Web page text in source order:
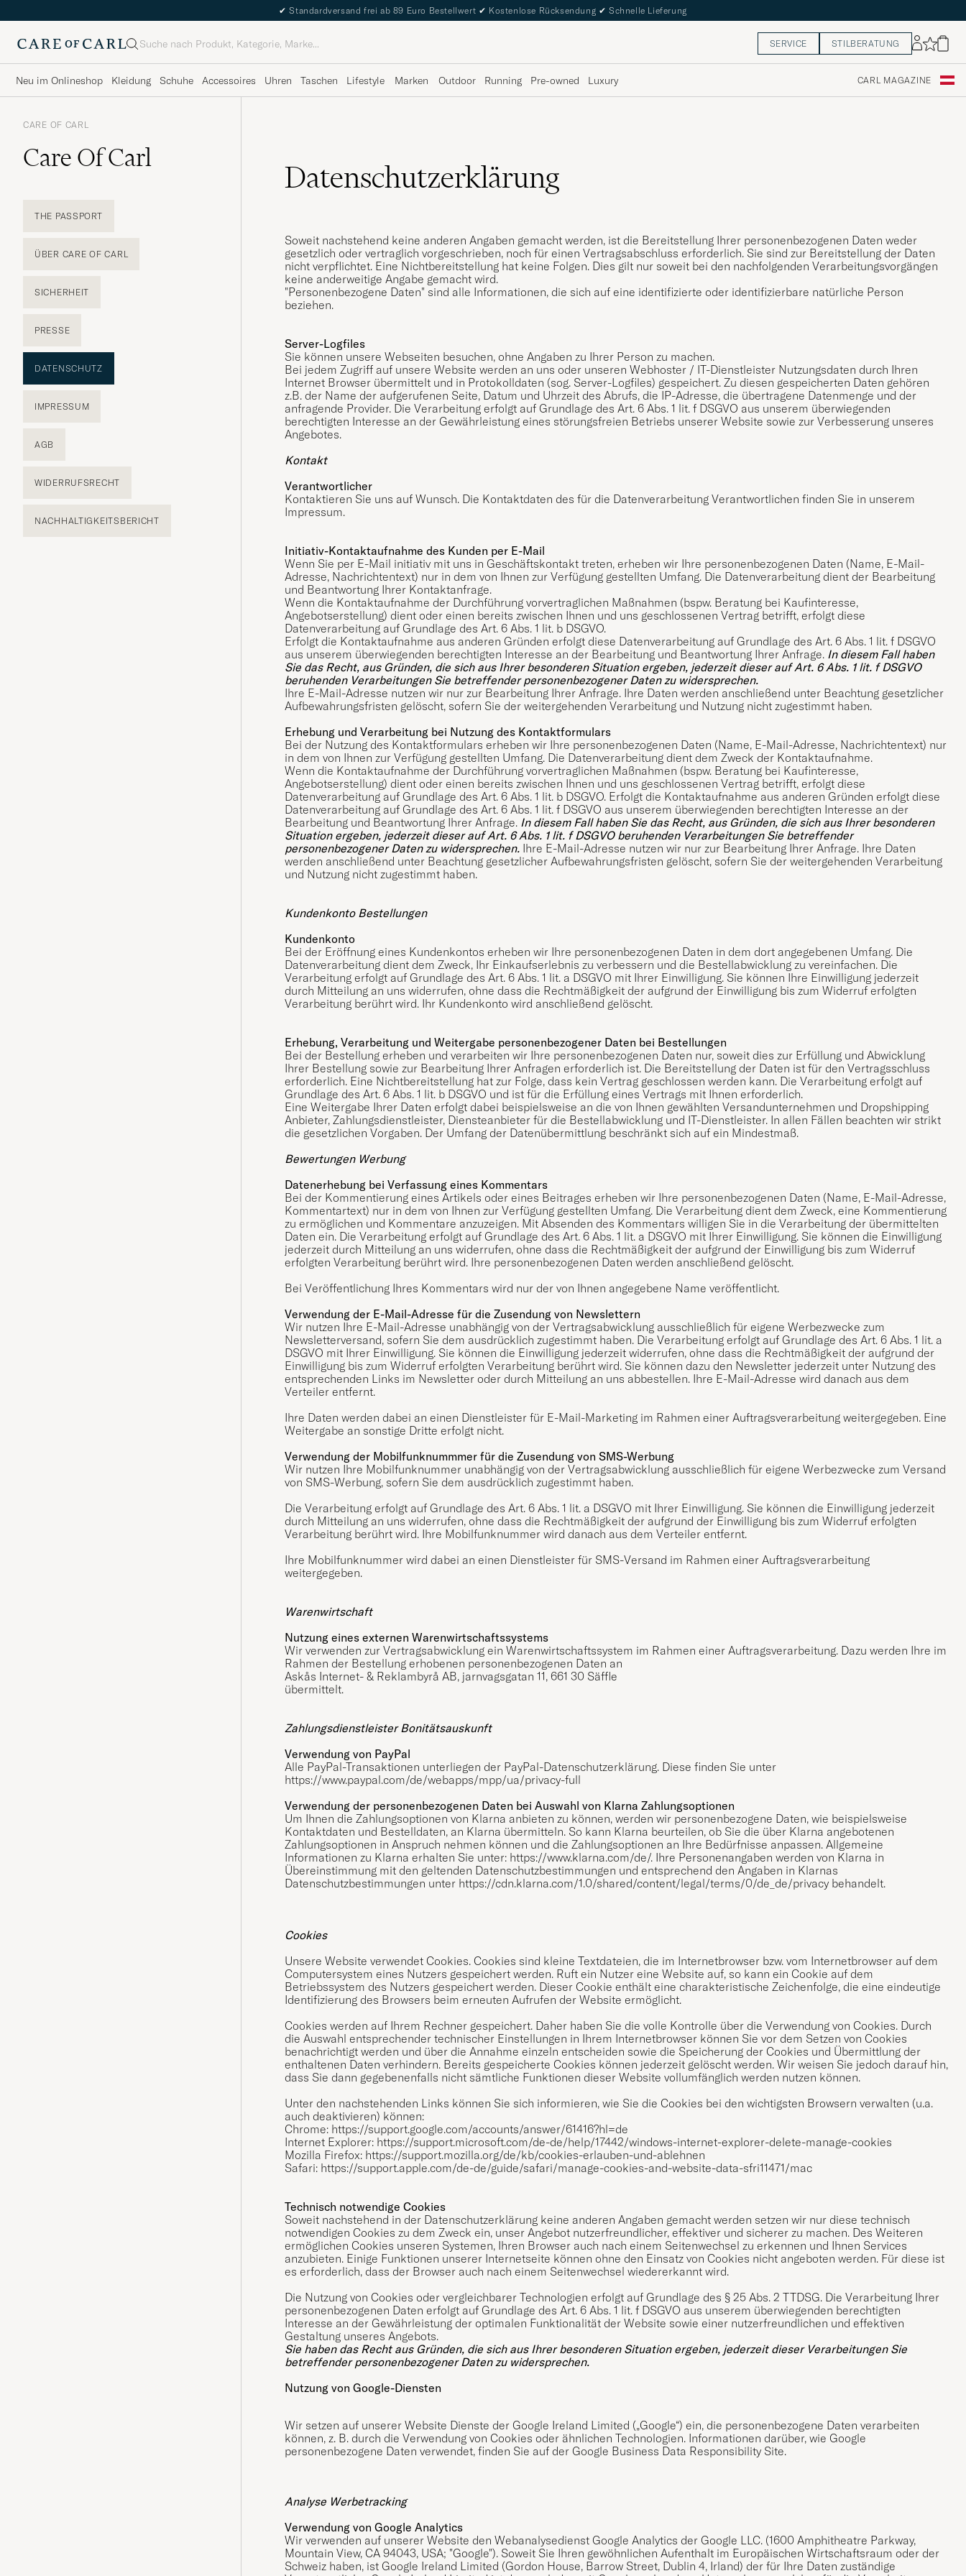
✔ Standardversand frei ab 89 Euro Bestellwert ✔ Kostenlose Rücksendung ✔ Schnelle Lieferung
Suche SERVICE STILBERATUNG
Neu im Onlineshop Kleidung Schuhe Accessoires Uhren Taschen Lifestyle Marken Outdoor Running Pre-owned Luxury CARL MAGAZINE
CARE OF CARL
Care Of Carl
THE PASSPORT
ÜBER CARE OF CARL
SICHERHEIT
PRESSE
DATENSCHUTZ
IMPRESSUM
AGB
WIDERRUFSRECHT
NACHHALTIGKEITSBERICHT
Datenschutzerklärung
Soweit nachstehend keine anderen Angaben gemacht werden, ist die Bereitstellung Ihrer personenbezogenen Daten weder
gesetzlich oder vertraglich vorgeschrieben, noch für einen Vertragsabschluss erforderlich. Sie sind zur Bereitstellung der Daten
nicht verpflichtet. Eine Nichtbereitstellung hat keine Folgen. Dies gilt nur soweit bei den nachfolgenden Verarbeitungsvorgängen
keine anderweitige Angabe gemacht wird.
"Personenbezogene Daten" sind alle Informationen, die sich auf eine identifizierte oder identifizierbare natürliche Person
beziehen.
Server-Logfiles
Sie können unsere Webseiten besuchen, ohne Angaben zu Ihrer Person zu machen.
Bei jedem Zugriff auf unsere Website werden an uns oder unseren Webhoster / IT-Dienstleister Nutzungsdaten durch Ihren
Internet Browser übermittelt und in Protokolldaten (sog. Server-Logfiles) gespeichert. Zu diesen gespeicherten Daten gehören
z.B. der Name der aufgerufenen Seite, Datum und Uhrzeit des Abrufs, die IP-Adresse, die übertragene Datenmenge und der
anfragende Provider. Die Verarbeitung erfolgt auf Grundlage des Art. 6 Abs. 1 lit. f DSGVO aus unserem überwiegenden
berechtigten Interesse an der Gewährleistung eines störungsfreien Betriebs unserer Website sowie zur Verbesserung unseres
Angebotes.
Kontakt
Verantwortlicher
Kontaktieren Sie uns auf Wunsch. Die Kontaktdaten des für die Datenverarbeitung Verantwortlichen finden Sie in unserem
Impressum.
Initiativ-Kontaktaufnahme des Kunden per E-Mail
Wenn Sie per E-Mail initiativ mit uns in Geschäftskontakt treten, erheben wir Ihre personenbezogenen Daten (Name, E-Mail-
Adresse, Nachrichtentext) nur in dem von Ihnen zur Verfügung gestellten Umfang. Die Datenverarbeitung dient der Bearbeitung
und Beantwortung Ihrer Kontaktanfrage.
Wenn die Kontaktaufnahme der Durchführung vorvertraglichen Maßnahmen (bspw. Beratung bei Kaufinteresse,
Angebotserstellung) dient oder einen bereits zwischen Ihnen und uns geschlossenen Vertrag betrifft, erfolgt diese
Datenverarbeitung auf Grundlage des Art. 6 Abs. 1 lit. b DSGVO.
Erfolgt die Kontaktaufnahme aus anderen Gründen erfolgt diese Datenverarbeitung auf Grundlage des Art. 6 Abs. 1 lit. f DSGVO
aus unserem überwiegenden berechtigten Interesse an der Bearbeitung und Beantwortung Ihrer Anfrage. In diesem Fall haben
Sie das Recht, aus Gründen, die sich aus Ihrer besonderen Situation ergeben, jederzeit dieser auf Art. 6 Abs. 1 lit. f DSGVO
beruhenden Verarbeitungen Sie betreffender personenbezogener Daten zu widersprechen.
Ihre E-Mail-Adresse nutzen wir nur zur Bearbeitung Ihrer Anfrage. Ihre Daten werden anschließend unter Beachtung gesetzlicher
Aufbewahrungsfristen gelöscht, sofern Sie der weitergehenden Verarbeitung und Nutzung nicht zugestimmt haben.
Erhebung und Verarbeitung bei Nutzung des Kontaktformulars
Bei der Nutzung des Kontaktformulars erheben wir Ihre personenbezogenen Daten (Name, E-Mail-Adresse, Nachrichtentext) nur
in dem von Ihnen zur Verfügung gestellten Umfang. Die Datenverarbeitung dient dem Zweck der Kontaktaufnahme.
Wenn die Kontaktaufnahme der Durchführung vorvertraglichen Maßnahmen (bspw. Beratung bei Kaufinteresse,
Angebotserstellung) dient oder einen bereits zwischen Ihnen und uns geschlossenen Vertrag betrifft, erfolgt diese
Datenverarbeitung auf Grundlage des Art. 6 Abs. 1 lit. b DSGVO. Erfolgt die Kontaktaufnahme aus anderen Gründen erfolgt diese
Datenverarbeitung auf Grundlage des Art. 6 Abs. 1 lit. f DSGVO aus unserem überwiegenden berechtigten Interesse an der
Bearbeitung und Beantwortung Ihrer Anfrage. In diesem Fall haben Sie das Recht, aus Gründen, die sich aus Ihrer besonderen
Situation ergeben, jederzeit dieser auf Art. 6 Abs. 1 lit. f DSGVO beruhenden Verarbeitungen Sie betreffender
personenbezogener Daten zu widersprechen. Ihre E-Mail-Adresse nutzen wir nur zur Bearbeitung Ihrer Anfrage. Ihre Daten
werden anschließend unter Beachtung gesetzlicher Aufbewahrungsfristen gelöscht, sofern Sie der weitergehenden Verarbeitung
und Nutzung nicht zugestimmt haben.
Kundenkonto Bestellungen
Kundenkonto
Bei der Eröffnung eines Kundenkontos erheben wir Ihre personenbezogenen Daten in dem dort angegebenen Umfang. Die
Datenverarbeitung dient dem Zweck, Ihr Einkaufserlebnis zu verbessern und die Bestellabwicklung zu vereinfachen. Die
Verarbeitung erfolgt auf Grundlage des Art. 6 Abs. 1 lit. a DSGVO mit Ihrer Einwilligung. Sie können Ihre Einwilligung jederzeit
durch Mitteilung an uns widerrufen, ohne dass die Rechtmäßigkeit der aufgrund der Einwilligung bis zum Widerruf erfolgten
Verarbeitung berührt wird. Ihr Kundenkonto wird anschließend gelöscht.
Erhebung, Verarbeitung und Weitergabe personenbezogener Daten bei Bestellungen
Bei der Bestellung erheben und verarbeiten wir Ihre personenbezogenen Daten nur, soweit dies zur Erfüllung und Abwicklung
Ihrer Bestellung sowie zur Bearbeitung Ihrer Anfragen erforderlich ist. Die Bereitstellung der Daten ist für den Vertragsschluss
erforderlich. Eine Nichtbereitstellung hat zur Folge, dass kein Vertrag geschlossen werden kann. Die Verarbeitung erfolgt auf
Grundlage des Art. 6 Abs. 1 lit. b DSGVO und ist für die Erfüllung eines Vertrags mit Ihnen erforderlich.
Eine Weitergabe Ihrer Daten erfolgt dabei beispielsweise an die von Ihnen gewählten Versandunternehmen und Dropshipping
Anbieter, Zahlungsdienstleister, Diensteanbieter für die Bestellabwicklung und IT-Dienstleister. In allen Fällen beachten wir strikt
die gesetzlichen Vorgaben. Der Umfang der Datenübermittlung beschränkt sich auf ein Mindestmaß.
Bewertungen Werbung
Datenerhebung bei Verfassung eines Kommentars
Bei der Kommentierung eines Artikels oder eines Beitrages erheben wir Ihre personenbezogenen Daten (Name, E-Mail-Adresse,
Kommentartext) nur in dem von Ihnen zur Verfügung gestellten Umfang. Die Verarbeitung dient dem Zweck, eine Kommentierung
zu ermöglichen und Kommentare anzuzeigen. Mit Absenden des Kommentars willigen Sie in die Verarbeitung der übermittelten
Daten ein. Die Verarbeitung erfolgt auf Grundlage des Art. 6 Abs. 1 lit. a DSGVO mit Ihrer Einwilligung. Sie können die Einwilligung
jederzeit durch Mitteilung an uns widerrufen, ohne dass die Rechtmäßigkeit der aufgrund der Einwilligung bis zum Widerruf
erfolgten Verarbeitung berührt wird. Ihre personenbezogenen Daten werden anschließend gelöscht.
Bei Veröffentlichung Ihres Kommentars wird nur der von Ihnen angegebene Name veröffentlicht.
Verwendung der E-Mail-Adresse für die Zusendung von Newslettern
Wir nutzen Ihre E-Mail-Adresse unabhängig von der Vertragsabwicklung ausschließlich für eigene Werbezwecke zum
Newsletterversand, sofern Sie dem ausdrücklich zugestimmt haben. Die Verarbeitung erfolgt auf Grundlage des Art. 6 Abs. 1 lit. a
DSGVO mit Ihrer Einwilligung. Sie können die Einwilligung jederzeit widerrufen, ohne dass die Rechtmäßigkeit der aufgrund der
Einwilligung bis zum Widerruf erfolgten Verarbeitung berührt wird. Sie können dazu den Newsletter jederzeit unter Nutzung des
entsprechenden Links im Newsletter oder durch Mitteilung an uns abbestellen. Ihre E-Mail-Adresse wird danach aus dem
Verteiler entfernt.
Ihre Daten werden dabei an einen Dienstleister für E-Mail-Marketing im Rahmen einer Auftragsverarbeitung weitergegeben. Eine
Weitergabe an sonstige Dritte erfolgt nicht.
Verwendung der Mobilfunknummmer für die Zusendung von SMS-Werbung
Wir nutzen Ihre Mobilfunknummer unabhängig von der Vertragsabwicklung ausschließlich für eigene Werbezwecke zum Versand
von SMS-Werbung, sofern Sie dem ausdrücklich zugestimmt haben.
Die Verarbeitung erfolgt auf Grundlage des Art. 6 Abs. 1 lit. a DSGVO mit Ihrer Einwilligung. Sie können die Einwilligung jederzeit
durch Mitteilung an uns widerrufen, ohne dass die Rechtmäßigkeit der aufgrund der Einwilligung bis zum Widerruf erfolgten
Verarbeitung berührt wird. Ihre Mobilfunknummer wird danach aus dem Verteiler entfernt.
Ihre Mobilfunknummer wird dabei an einen Dienstleister für SMS-Versand im Rahmen einer Auftragsverarbeitung
weitergegeben.
Warenwirtschaft
Nutzung eines externen Warenwirtschaftssystems
Wir verwenden zur Vertragsabwicklung ein Warenwirtschaftssystem im Rahmen einer Auftragsverarbeitung. Dazu werden Ihre im
Rahmen der Bestellung erhobenen personenbezogenen Daten an
Askås Internet- & Reklambyrå AB, jarnvagsgatan 11, 661 30 Säffle
übermittelt.
Zahlungsdienstleister Bonitätsauskunft
Verwendung von PayPal
Alle PayPal-Transaktionen unterliegen der PayPal-Datenschutzerklärung. Diese finden Sie unter
https://www.paypal.com/de/webapps/mpp/ua/privacy-full
Verwendung der personenbezogenen Daten bei Auswahl von Klarna Zahlungsoptionen
Um Ihnen die Zahlungsoptionen von Klarna anbieten zu können, werden wir personenbezogene Daten, wie beispielsweise
Kontaktdaten und Bestelldaten, an Klarna übermitteln. So kann Klarna beurteilen, ob Sie die über Klarna angebotenen
Zahlungsoptionen in Anspruch nehmen können und die Zahlungsoptionen an Ihre Bedürfnisse anpassen. Allgemeine
Informationen zu Klarna erhalten Sie unter: https://www.klarna.com/de/. Ihre Personenangaben werden von Klarna in
Übereinstimmung mit den geltenden Datenschutzbestimmungen und entsprechend den Angaben in Klarnas
Datenschutzbestimmungen unter https://cdn.klarna.com/1.0/shared/content/legal/terms/0/de_de/privacy behandelt.
Cookies
Unsere Website verwendet Cookies. Cookies sind kleine Textdateien, die im Internetbrowser bzw. vom Internetbrowser auf dem
Computersystem eines Nutzers gespeichert werden. Ruft ein Nutzer eine Website auf, so kann ein Cookie auf dem
Betriebssystem des Nutzers gespeichert werden. Dieser Cookie enthält eine charakteristische Zeichenfolge, die eine eindeutige
Identifizierung des Browsers beim erneuten Aufrufen der Website ermöglicht.
Cookies werden auf Ihrem Rechner gespeichert. Daher haben Sie die volle Kontrolle über die Verwendung von Cookies. Durch
die Auswahl entsprechender technischer Einstellungen in Ihrem Internetbrowser können Sie vor dem Setzen von Cookies
benachrichtigt werden und über die Annahme einzeln entscheiden sowie die Speicherung der Cookies und Übermittlung der
enthaltenen Daten verhindern. Bereits gespeicherte Cookies können jederzeit gelöscht werden. Wir weisen Sie jedoch darauf hin,
dass Sie dann gegebenenfalls nicht sämtliche Funktionen dieser Website vollumfänglich werden nutzen können.
Unter den nachstehenden Links können Sie sich informieren, wie Sie die Cookies bei den wichtigsten Browsern verwalten (u.a.
auch deaktivieren) können:
Chrome: https://support.google.com/accounts/answer/61416?hl=de
Internet Explorer: https://support.microsoft.com/de-de/help/17442/windows-internet-explorer-delete-manage-cookies
Mozilla Firefox: https://support.mozilla.org/de/kb/cookies-erlauben-und-ablehnen
Safari: https://support.apple.com/de-de/guide/safari/manage-cookies-and-website-data-sfri11471/mac
Technisch notwendige Cookies
Soweit nachstehend in der Datenschutzerklärung keine anderen Angaben gemacht werden setzen wir nur diese technisch
notwendigen Cookies zu dem Zweck ein, unser Angebot nutzerfreundlicher, effektiver und sicherer zu machen. Des Weiteren
ermöglichen Cookies unseren Systemen, Ihren Browser auch nach einem Seitenwechsel zu erkennen und Ihnen Services
anzubieten. Einige Funktionen unserer Internetseite können ohne den Einsatz von Cookies nicht angeboten werden. Für diese ist
es erforderlich, dass der Browser auch nach einem Seitenwechsel wiedererkannt wird.
Die Nutzung von Cookies oder vergleichbarer Technologien erfolgt auf Grundlage des § 25 Abs. 2 TTDSG. Die Verarbeitung Ihrer
personenbezogenen Daten erfolgt auf Grundlage des Art. 6 Abs. 1 lit. f DSGVO aus unserem überwiegenden berechtigten
Interesse an der Gewährleistung der optimalen Funktionalität der Website sowie einer nutzerfreundlichen und effektiven
Gestaltung unseres Angebots.
Sie haben das Recht aus Gründen, die sich aus Ihrer besonderen Situation ergeben, jederzeit dieser Verarbeitungen Sie
betreffender personenbezogener Daten zu widersprechen.
Nutzung von Google-Diensten
Wir setzen auf unserer Website Dienste der Google Ireland Limited („Google“) ein, die personenbezogene Daten verarbeiten
können, z. B. durch die Verwendung von Cookies oder ähnlichen Technologien. Informationen darüber, wie Google
personenbezogene Daten verwendet, finden Sie auf der Google Business Data Responsibility Site.
Analyse Werbetracking
Verwendung von Google Analytics
Wir verwenden auf unserer Website den Webanalysedienst Google Analytics der Google LLC. (1600 Amphitheatre Parkway,
Mountain View, CA 94043, USA; "Google"). Soweit Sie Ihren gewöhnlichen Aufenthalt im Europäischen Wirtschaftsraum oder der
Schweiz haben, ist Google Ireland Limited (Gordon House, Barrow Street, Dublin 4, Irland) der für Ihre Daten zuständige